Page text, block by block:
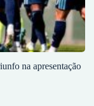
na apresentação